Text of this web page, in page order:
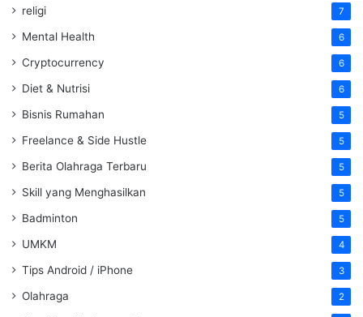
religi 7
Mental Health 6
Cryptocurrency 6
Diet & Nutrisi 6
Bisnis Rumahan 5
Freelance & Side Hustle 5
Berita Olahraga Terbaru 5
Skill yang Menghasilkan 5
Badminton 5
UMKM 4
Tips Android / iPhone 3
Olahraga 2